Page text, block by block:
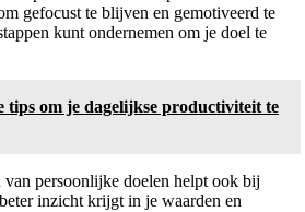
gefocust te blijven en gemotiveerd te
kunt ondernemen om je doel te
tips om je dagelijkse productiviteit te
van persoonlijke doelen helpt ook bij
inzicht krijgt in je waarden en